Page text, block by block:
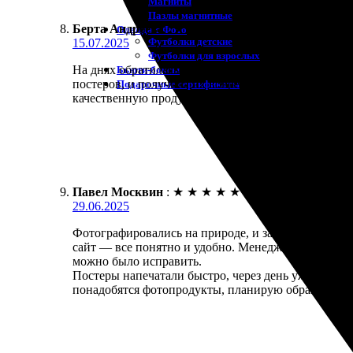
Пазлы магнитные
Одежда с Фото
Футболки детские
Футболки для взрослых
Бьюти-боксы
Подарочные сертификаты
Берта Андреева : ★
15.07.2025
На днях обратилась в организацию для печати
постеров, и получила их вовремя. Качество
качественную продукцию!
Павел Москвин : ★ ★ ★ ★ ★
29.06.2025
Фотографировались на природе, и захотелось
сайт — все понятно и удобно. Менеджеры сразу
можно было исправить.
Постеры напечатали быстро, через день уже
понадобятся фотопродукты, планирую обращаться